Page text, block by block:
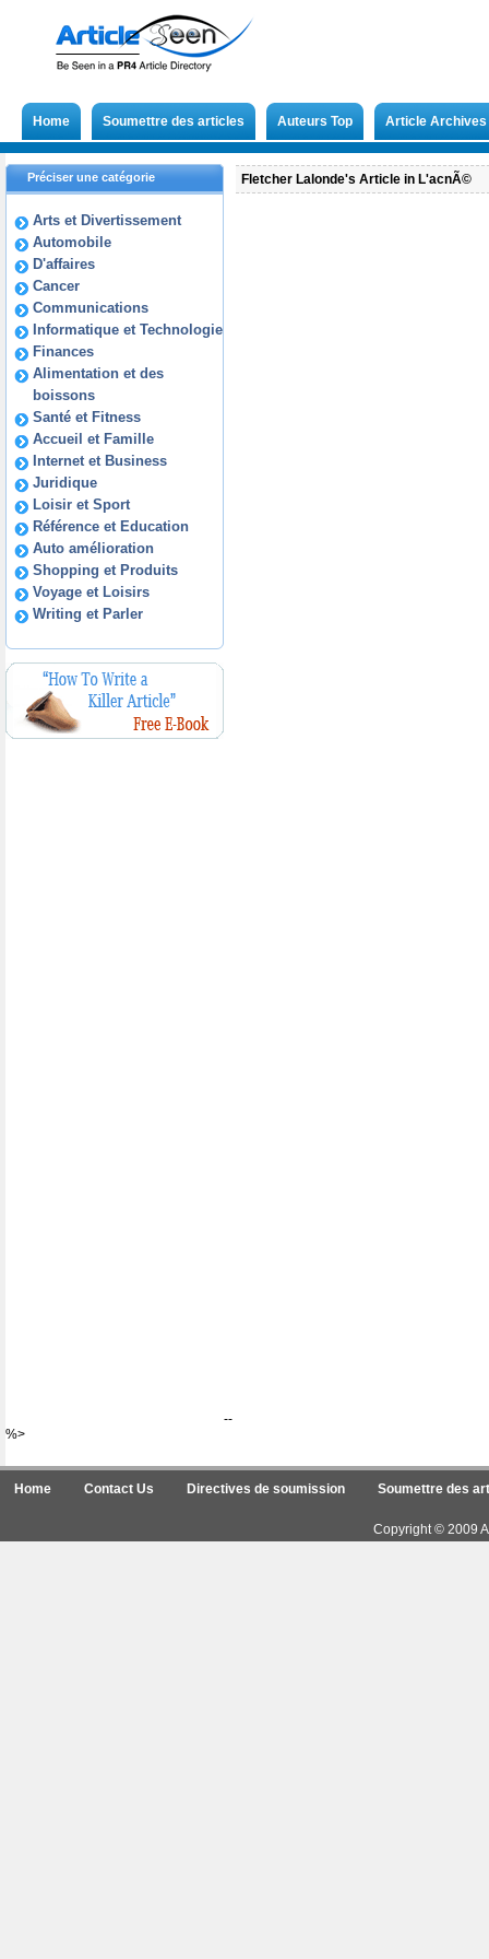
Home Soumettre des articles Auteurs Top Article Archives
Préciser une catégorie
Arts et Divertissement
Automobile
D'affaires
Cancer
Communications
Informatique et Technologie
Finances
Alimentation et des
boissons
Santé et Fitness
Accueil et Famille
Internet et Business
Juridique
Loisir et Sport
Référence et Education
Auto amélioration
Shopping et Produits
Voyage et Loisirs
Writing et Parler
--
%>
Fletcher Lalonde's Article in L'acnÃ©
Home Contact Us Directives de soumission Soumettre des
Copyright © 2009